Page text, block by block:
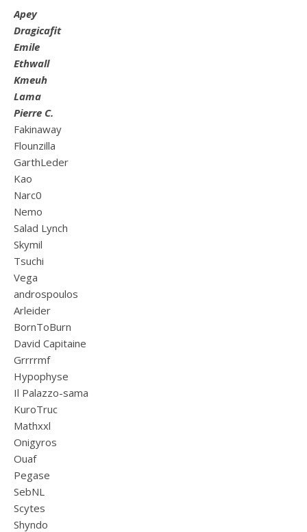
Apey
Dragicafit
Emile
Ethwall
Kmeuh
Lama
Pierre C.
Fakinaway
Flounzilla
GarthLeder
Kao
Narc0
Nemo
Salad Lynch
Skymil
Tsuchi
Vega
androspoulos
Arleider
BornToBurn
David Capitaine
Grrrrmf
Hypophyse
Il Palazzo-sama
KuroTruc
Mathxxl
Onigyros
Ouaf
Pegase
SebNL
Scytes
Shyndo